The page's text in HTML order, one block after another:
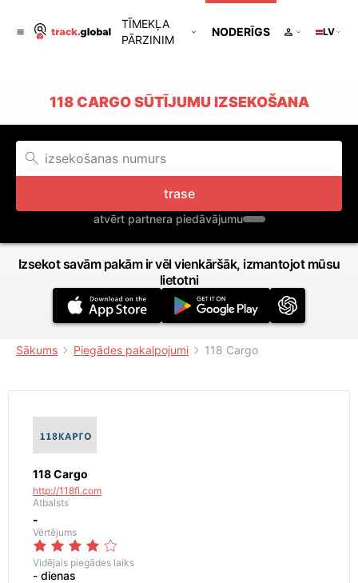
TĪMEKĻA
PĀRZINIM
NODERĪGS LV
118 CARGO SŪTĪJUMU IZSEKOŠANA
trase
atvērt partnera piedāvājumu
Izsekot savām pakām ir vēl vienkāršāk, izmantojot mūsu
lietotni
Sākums Piegādes pakalpojumi 118 Cargo
118 Cargo
http://118fl.com
Atbalsts
-
Vērtējums
Vidējais piegādes laiks
- dienas